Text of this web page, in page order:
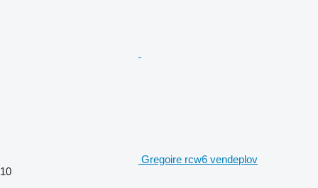
Gregoire rcw6 vendeplov
10